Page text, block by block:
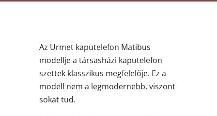
Az Urmet kaputelefon Matibus
modellje a társasházi kaputelefon
szettek klasszikus megfelelője. Ez a
modell nem a legmodernebb, viszont
sokat tud.